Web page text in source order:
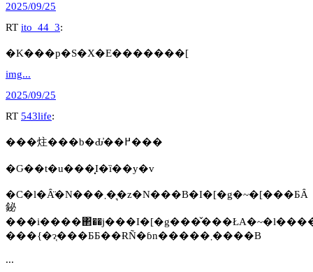
2025/09/25
RT ito_44_3:
�K���p�S�X�E�������[
img...
2025/09/25
RT 543life:
���炷���b�Ԃ̓��߂���
�Ԍ��t�u���͓I�ȉ��y�v
�C�l�Ȃ̈�N���܂��͉z�N���B�I�[�g�~�[���ƂȂ
鉍
���{�ɂ͔���ƂƂ��ɌÑ�ɓn�����܂����B
...